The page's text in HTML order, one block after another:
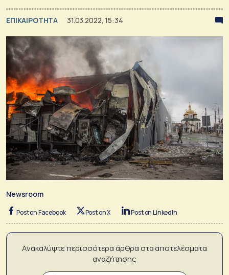
ΕΠΙΚΑΙΡΟΤΗΤΑ 31.03.2022, 15:34
Newsroom
Post on Facebook Post on X Post on LinkedIn
Ανακαλύψτε περισσότερα άρθρα στα αποτελέσματα
αναζήτησης